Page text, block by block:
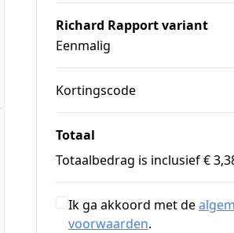
Richard Rapport variant
Eenmalig
Kortingscode
Totaal
Totaalbedrag is inclusief €
Ik ga akkoord met de
voorwaarden.